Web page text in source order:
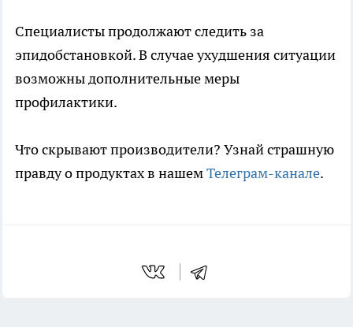
Специалисты продолжают следить за
эпидобстановкой. В случае ухудшения ситуации
возможны дополнительные меры
профилактики.
Что скрывают производители? Узнай страшную
правду о продуктах в нашемТелеграм-канале.